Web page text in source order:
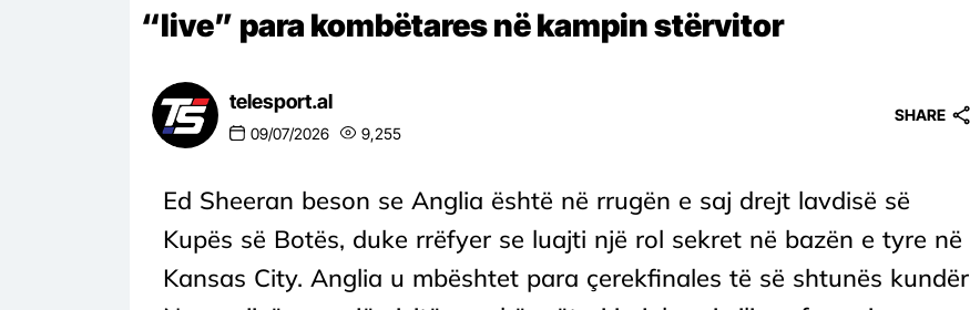
“live” para kombëtares në kampin stërvitor
telesport.al
09/07/2026 9,255
SHARE
Ed Sheeran beson se Anglia është në rrugën e saj drejt lavdisë së
Kupës së Botës, duke rrëfyer se luajti një rol sekret në bazën e tyre në
Kansas City. Anglia u mbështet para çerekfinales të së shtunës kundër